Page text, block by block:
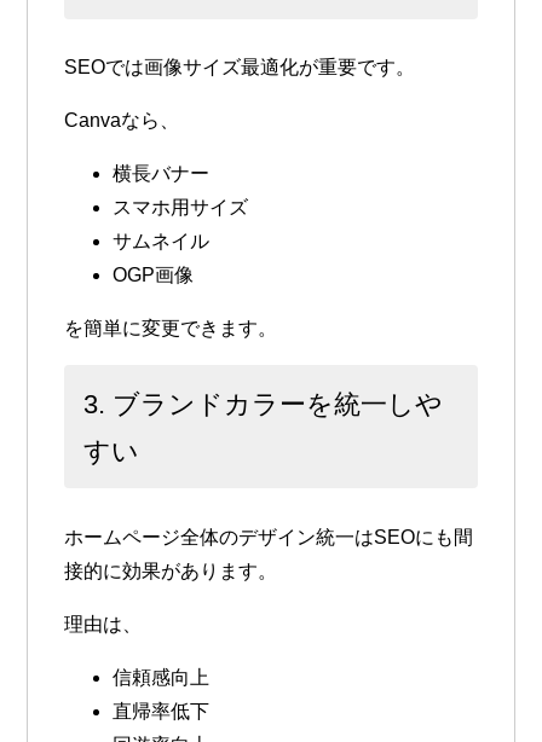
SEOでは画像サイズ最適化が重要です。
Canvaなら、
横長バナー
スマホ用サイズ
サムネイル
OGP画像
を簡単に変更できます。
3. ブランドカラーを統一しや
すい
ホームページ全体のデザイン統一はSEOにも間
接的に効果があります。
理由は、
信頼感向上
直帰率低下